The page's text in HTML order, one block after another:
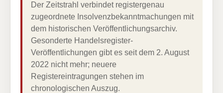
Der Zeitstrahl verbindet registergenau
zugeordnete Insolvenzbekanntmachungen mit
dem historischen Veröffentlichungsarchiv.
Gesonderte Handelsregister-
Veröffentlichungen gibt es seit dem 2. August
2022 nicht mehr; neuere
Registereintragungen stehen im
chronologischen Auszug.